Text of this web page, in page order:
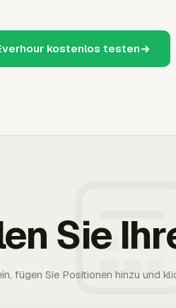
kostenlos testen
Sie
fügen Sie Positionen hinzu und